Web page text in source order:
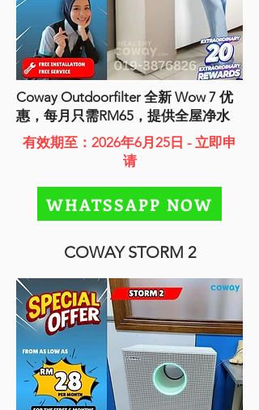
Coway Outdoorfilter 全新 Wow 7 优
惠，每月只需RM65，提供全屋净水
有效期至：2026年6月25日 - 立即申
请
WHATSSAPP NOW
COWAY STORM 2